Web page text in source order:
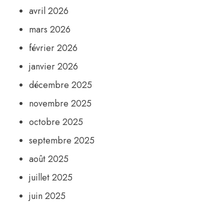
avril 2026
mars 2026
février 2026
janvier 2026
décembre 2025
novembre 2025
octobre 2025
septembre 2025
août 2025
juillet 2025
juin 2025